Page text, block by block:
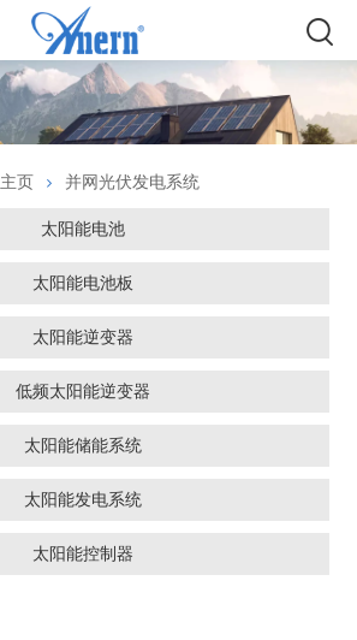
主页 并网光伏发电系统
太阳能电池
太阳能电池板
太阳能逆变器
低频太阳能逆变器
太阳能储能系统
太阳能发电系统
太阳能控制器